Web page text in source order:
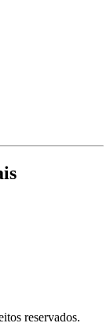
reservados.